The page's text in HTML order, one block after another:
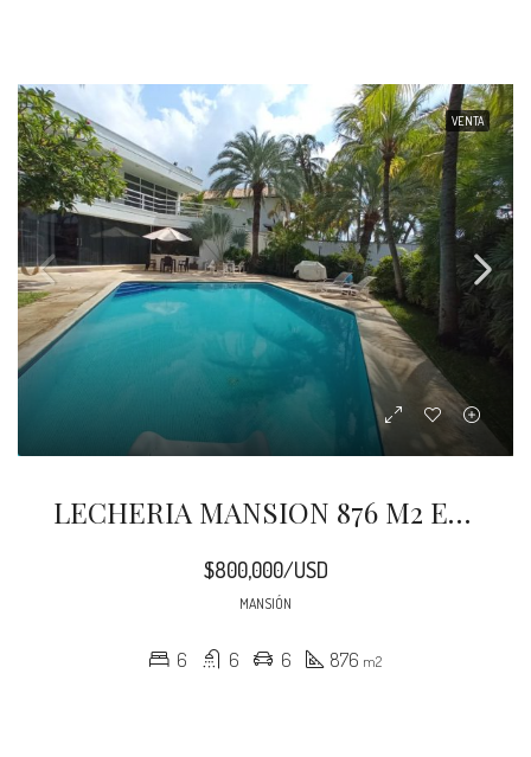
VENTA
LECHERIA MANSION 876 M2 EN TERRENO DE 1308 M2
$800,000/USD
MANSIÓN
6 6 6 876 m2